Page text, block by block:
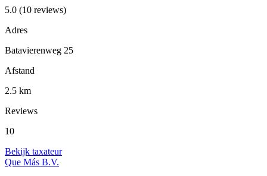
5.0 (10 reviews)
Adres
Batavierenweg 25
Afstand
2.5 km
Reviews
10
Bekijk taxateur
Que Más B.V.